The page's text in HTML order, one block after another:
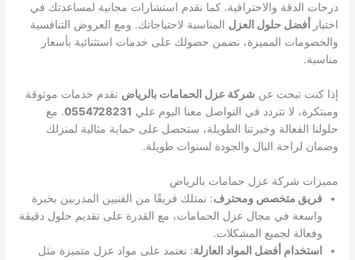
درجات الدقة والاحترافية. كما نقدم استشارات مجانية لمساعدتك في
اختيار
أفضل حلول العزل المناسبة لاحتياجاتك. ومع العروض التنافسية
والخصومات المميزة، نضمن حصولك على خدمات استثنائية بأسعار
مناسبة.
إذا كنت تبحث عن شركة عزل الحمامات بالرياض تقدم خدمات موثوقة
ومبتكرة، لا تتردد في التواصل معنا اليوم علي 0554728231. مع
حلولنا الفعالة وخبرتنا الطويلة، ستحصل على حماية مثالية لمنزلك
وضمان لراحة البال والجودة لسنوات طويلة.
مميزات شركة عزل حمامات بالرياض
فريق متخصص ومحترف: نمتلك فريقًا من الفنيين المدربين بخبرة
واسعة في مجال عزل الحمامات، مع القدرة على تقديم حلول دقيقة
وفعالة لجميع المشكلات.
استخدام أفضل المواد العازلة: نعتمد على مواد عزل متميزة مثل